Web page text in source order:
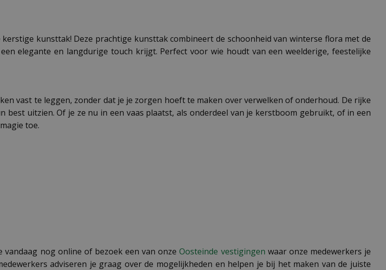
kunsttak! Deze prachtige kunsttak combineert de schoonheid van winterse flora met de
elegante en langdurige touch krijgt. Perfect voor wie houdt van een weelderige, feestelijke
vast te leggen, zonder dat je je zorgen hoeft te maken over verwelken of onderhoud. De rijke
uitzien. Of je ze nu in een vaas plaatst, als onderdeel van je kerstboom gebruikt, of in een
toe.
vandaag nog online of bezoek een van onzeOosteinde vestigingen waar onze medewerkers je
adviseren je graag over de mogelijkheden en helpen je bij het maken van de juiste